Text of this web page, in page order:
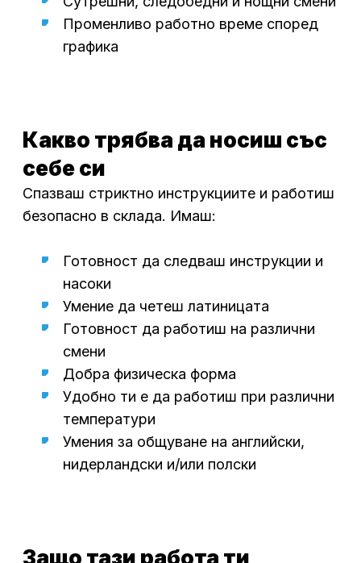
Променливо работно време според
графика
Какво трябва да носиш със
себе си
Спазваш стриктно инструкциите и работиш
безопасно в склада. Имаш:
Готовност да следваш инструкции и
насоки
Умение да четеш латиницата
Готовност да работиш на различни
смени
Добра физическа форма
Удобно ти е да работиш при различни
температури
Умения за общуване на английски,
нидерландски и/или полски
Защо тази работа ти